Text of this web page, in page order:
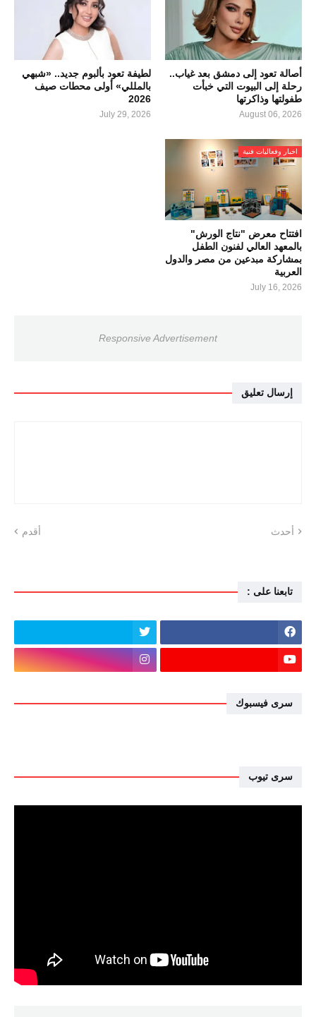
أصالة تعود إلى دمشق بعد غياب..
رحلة إلى البيوت التي خبأت
طفولتها وذاكرتها
August 06, 2026
لطيفة تعود بألبوم جديد.. «شبهي
بالمللي» أولى محطات صيف
2026
July 29, 2026
اخبار وفعاليات فنية
افتتاح معرض "نتاج الورش"
بالمعهد العالي لفنون الطفل
بمشاركة مبدعين من مصر والدول
العربية
July 16, 2026
Responsive Advertisement
إرسال تعليق
أحدث أقدم
تابعنا على :
سرى فيسبوك
سرى تيوب